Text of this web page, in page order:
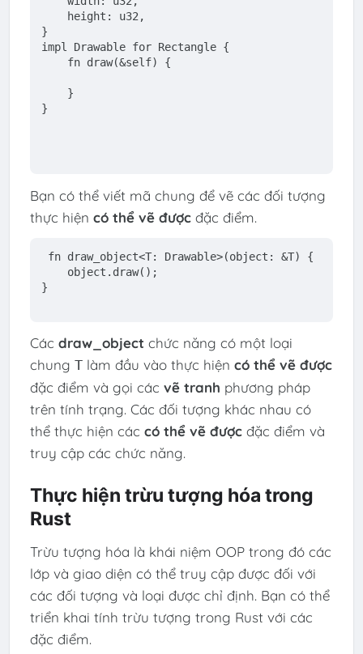
height: u32,
}
impl Drawable for Rectangle {
fn draw(&self) {
}
}
Bạn có thể viết mã chung để vẽ các đối tượng
thực hiện có thể vẽ đượcđặc điểm.
fn draw_object<T: Drawable>(object: &T) {
object.draw();
}
Các draw_object chức năng có một loại
chung Tlàm đầu vào thực hiện có thể vẽ được
đặc điểm và gọi các vẽ tranh phương pháp
trên tính trạng. Các đối tượng khác nhau có
thể thực hiện các có thể vẽ đượcđặc điểm và
truy cập các chức năng.
Thực hiện trừu tượng hóa trong
Rust
Trừu tượng hóa là khái niệm OOP trong đó các
lớp và giao diện có thể truy cập được đối với
các đối tượng và loại được chỉ định. Bạn có thể
triển khai tính trừu tượng trong Rust với các
đặc điểm.